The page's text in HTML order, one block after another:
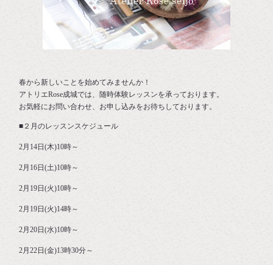
春から新しいことを始めてみませんか！
アトリエRose成城では、随時体験レッスンを承っております。
お気軽にお問い合わせ、お申し込みをお待ちしております。
■２月のレッスンスケジュール
2月14日(木)10時～
2月16日(土)10時～
2月19日(火)10時～
2月19日(火)14時～
2月20日(水)10時～
2月22日(金)13時30分～